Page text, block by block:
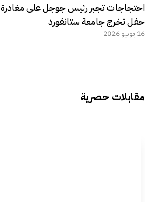
احتجاجات تجبر رئيس جوجل على مغادرة
حفل تخرج جامعة ستانفورد
16 يونيو 2026
مقابلات حصرية